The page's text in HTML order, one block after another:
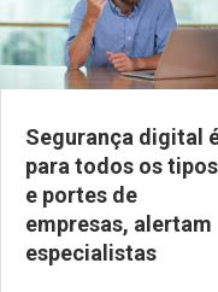
Segurança digital
para todos os tipos
e portes de
empresas, alertam
especialistas